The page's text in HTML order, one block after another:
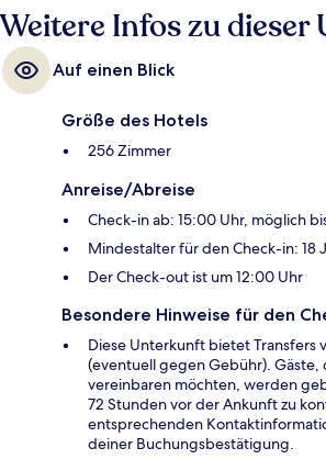
sprechen für dieses Hotel im luxuriösen Stil.
das hilfsbereite Personal. Die öffentlichen
der Nähe: Zur U-Bahn (Straßenbahnhaltestelle
Residence 2) sind es nur 6 Gehminuten.
Weitere Infos zu
Auf einen Blick
Größe des Hotels
256 Zimmer
Anreise/Abreise
Check-in ab: 15:00 Uhr, möglich
Mindestalter für den Check-in: 18
Der Check-out ist um 12:00 Uhr
Besondere Hinweise für den
Diese Unterkunft bietet Transfers
(eventuell gegen Gebühr). Gäste,
vereinbaren möchten, werden
72 Stunden vor der Ankunft zu
entsprechenden
deiner Buchungsbestätigung.